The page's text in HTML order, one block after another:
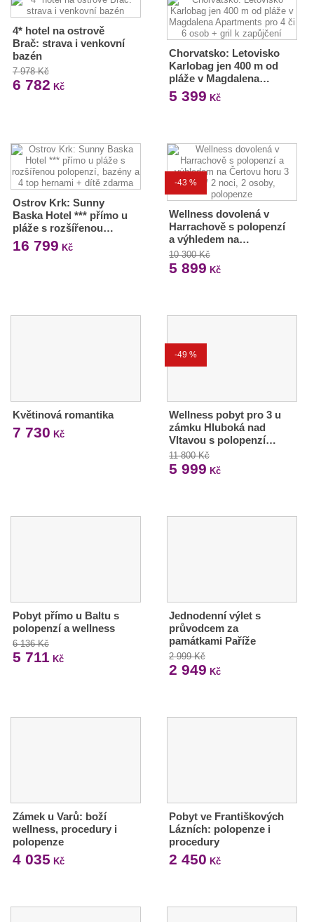
4* hotel na ostrově
Brač: strava i venkovní
bazén
7 978 Kč
6 782 Kč
Chorvatsko: Letovisko
Karlobag jen 400 m od
pláže v Magdalena…
5 399 Kč
Ostrov Krk: Sunny
Baska Hotel *** přímo u
pláže s rozšířenou…
16 799 Kč
-43 %
Wellness dovolená v
Harrachově s polopenzí
a výhledem na…
10 300 Kč
5 899 Kč
Květinová romantika
7 730 Kč
-49 %
Wellness pobyt pro 3 u
zámku Hluboká nad
Vltavou s polopenzí…
11 800 Kč
5 999 Kč
Pobyt přímo u Baltu s
polopenzí a wellness
6 136 Kč
5 711 Kč
Jednodenní výlet s
průvodcem za
památkami Paříže
2 999 Kč
2 949 Kč
Zámek u Varů: boží
wellness, procedury i
polopenze
4 035 Kč
Pobyt ve Františkových
Lázních: polopenze i
procedury
2 450 Kč